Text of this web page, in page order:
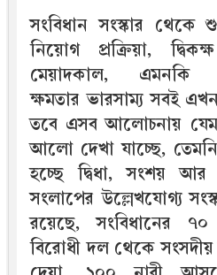
সংবিধান সংস্কার থেকে
নিয়োগ প্রক্রিয়া,
মেয়াদকাল, এমনকি
ক্ষমতার ভারসাম্য সবই
তবে এসব আলোচনায়
আলো দেখা যাচ্ছে,
হচ্ছে দ্বিধা, সংশয় আর
সংলাপের উল্লেখযোগ্য
রয়েছে, সংবিধানের
বিরোধী দল থেকে